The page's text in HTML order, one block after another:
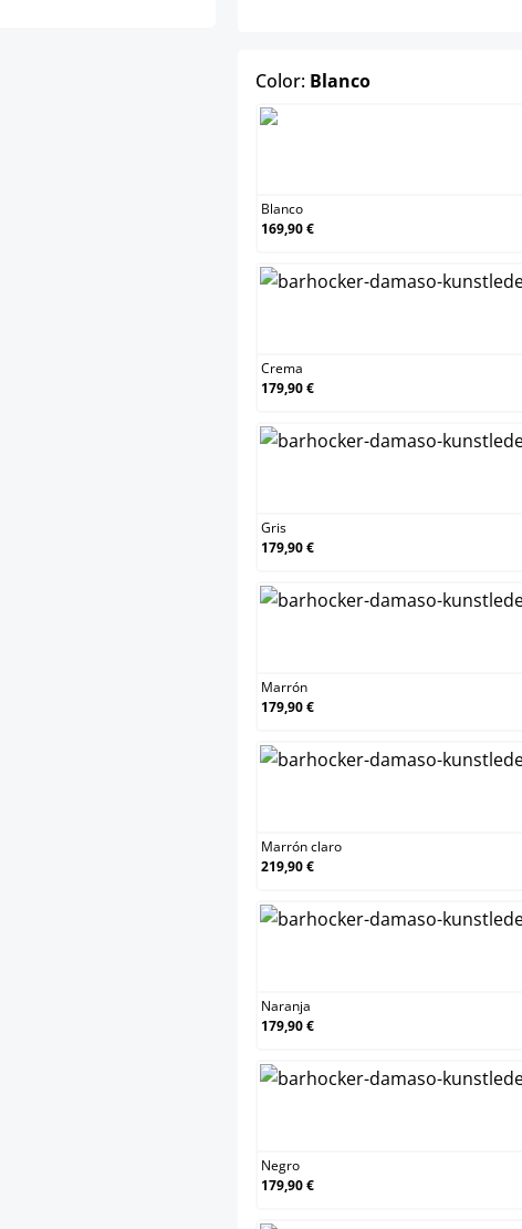
Color: Blancoselect
Blanco
169,90 €
Crema
179,90 €
Gris
179,90 €
Marrón
179,90 €
Marrón claro
219,90 €
Naranja
179,90 €
Negro
179,90 €